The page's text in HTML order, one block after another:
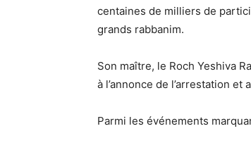
centaines de milliers de
grands rabbanim.
Son maître, le Roch Yeshiva
à l’annonce de l’arrestation
Parmi les événements